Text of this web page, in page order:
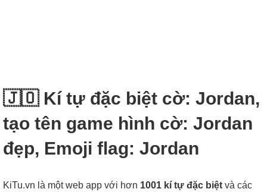
🇯🇴 Kí tự đặc biệt cờ: Jordan,
tạo tên game hình cờ: Jordan
đẹp, Emoji flag: Jordan
KiTu.vn là một web app với hơn 1001 kí tự đặc biệt và các